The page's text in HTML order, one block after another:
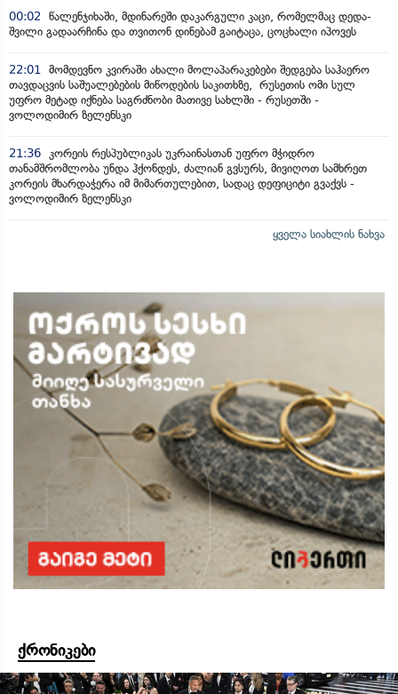
00:02
წალენჯიხაში, მდინარეში დაკარგული კაცი, რომელმაც დედა-
შვილი გადაარჩინა და თვითონ დინებამ გაიტაცა, ცოცხალი იპოვეს
22:01
მომდევნო კვირაში ახალი მოლაპარაკებები შედგება საჰაერო
თავდაცვის საშუალებების მიწოდების საკითხზე, რუსეთის ომი სულ
უფრო მეტად იქნება საგრძნობი მათივე სახლში - რუსეთში -
ვოლოდიმირ ზელენსკი
21:36
კორეის რესპუბლიკას უკრაინასთან უფრო მჭიდრო
თანამშრომლობა უნდა ჰქონდეს, ძალიან გვსურს, მივიღოთ სამხრეთ
კორეის მხარდაჭერა იმ მიმართულებით, სადაც დეფიციტი გვაქვს -
ვოლოდიმირ ზელენსკი
ყველა სიახლის ნახვა
ქრონიკები